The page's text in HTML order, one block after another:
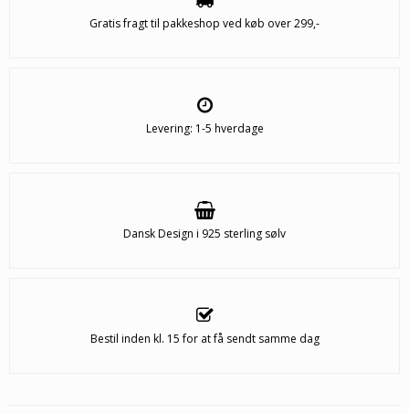
Gratis fragt til pakkeshop ved køb over 299,-
Levering: 1-5 hverdage
Dansk Design i 925 sterling sølv
Bestil inden kl. 15 for at få sendt samme dag